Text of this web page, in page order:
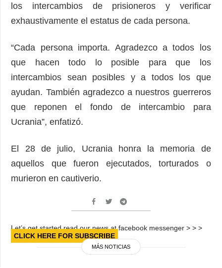
los intercambios de prisioneros y verificar
exhaustivamente el estatus de cada persona.
“Cada persona importa. Agradezco a todos los
que hacen todo lo posible para que los
intercambios sean posibles y a todos los que
ayudan. También agradezco a nuestros guerreros
que reponen el fondo de intercambio para
Ucrania”, enfatizó.
El 28 de julio, Ucrania honra la memoria de
aquellos que fueron ejecutados, torturados o
murieron en cautiverio.
Let’s get started read our news at facebook messenger > > >
CLICK HERE FOR SUBSCRIBE
MÁS NOTICIAS